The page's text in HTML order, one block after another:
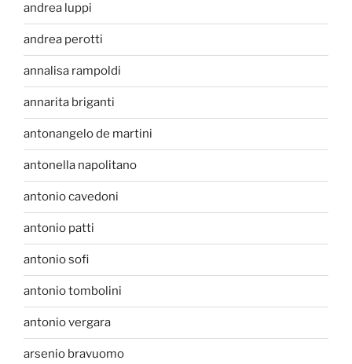
andrea luppi
andrea perotti
annalisa rampoldi
annarita briganti
antonangelo de martini
antonella napolitano
antonio cavedoni
antonio patti
antonio sofi
antonio tombolini
antonio vergara
arsenio bravuomo